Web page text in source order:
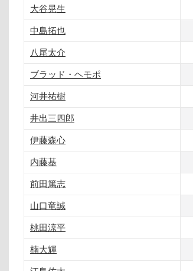
大谷晃生
中島拓也
八尾太介
ブラッド・ヘモポ
河井祐樹
井出三四郎
伊藤森心
内藤基
前田篤志
山口竜誠
桃田涼平
楠大輝